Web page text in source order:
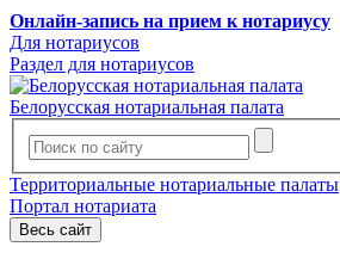
Онлайн-запись на прием к нотариусу
Для нотариусов
Раздел для нотариусов
Белорусская нотариальная палата
Территориальные нотариальные палаты
Портал нотариата
Весь сайт